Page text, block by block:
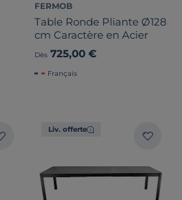
FERMOB
Table Ronde Pliante Ø128
cm Caractère en Acier
Dès 725,00 €
Français
Liv. offerte